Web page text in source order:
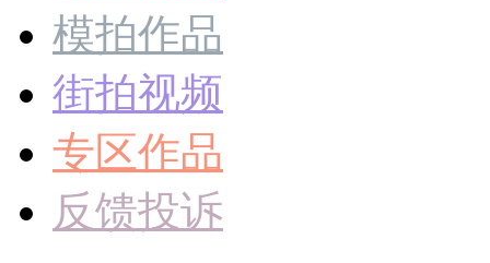
模拍作品
街拍视频
专区作品
反馈投诉